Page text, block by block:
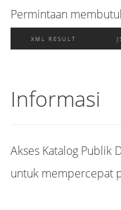
Permintaan
XML RESULT
Informasi
Akses Katalog Publik
untuk mempercepat